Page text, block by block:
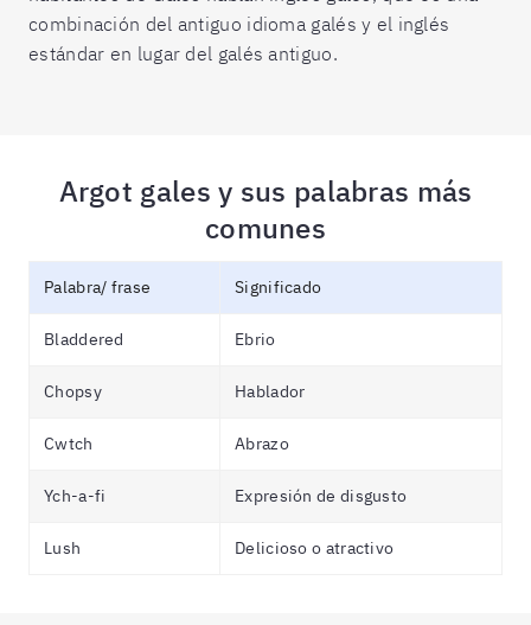
combinación del antiguo idioma galés y el inglés
estándar en lugar del galés antiguo.
Argot gales y sus palabras más
comunes
Palabra/ frase Significado
Bladdered Ebrio
Chopsy Hablador
Cwtch Abrazo
Ych-a-fi Expresión de disgusto
Lush Delicioso o atractivo